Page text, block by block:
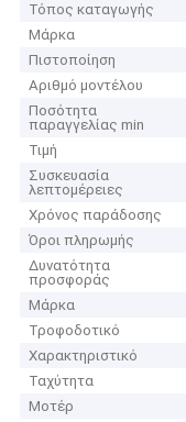
Τόπος καταγωγής
Μάρκα
Πιστοποίηση
Αριθμό μοντέλου
Ποσότητα
παραγγελίας min
Τιμή
Συσκευασία
λεπτομέρειες
Χρόνος παράδοσης
Όροι πληρωμής
Δυνατότητα
προσφοράς
Μάρκα
Τροφοδοτικό
Χαρακτηριστικό
Ταχύτητα
Μοτέρ